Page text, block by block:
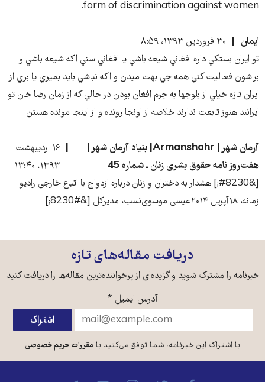
form of discrimination against women.
ايمان
۳۰ فروردین ۱۳۹۳، ۸:۵۹
تو ايران بستكي داره افغاني شيعه باشي يا افغاني سني اكه شيعه باشي و
براشون فعاليت كني همه جي بهت ميدن و اكه نباشي بايد بميري يا بري از
ايران تازه خيلي از بلوجها به جرم افغان بودن در حالي كه از زمان رضا خان تو
ايرانند هنوز تابعت ندارند خلاصه از اونجا رونده و از اينجا مونده هستن
آرمان شهر | Armanshahr| بنیاد آرمان شهر |
هفت‌روز نامه حقوق بشری زنان ـ شماره 45
۱۶ اردیبهشت
۱۳۹۳، ۱۳:۴۰
[&#8230;] هشدار به دختران و زنان درباره ازدواج با اتباع خارجی رادیو
زمانه، ۱۸آپریل ۲۰۱۴عیسی موسوی‌نسب، مدیرکل [&#8230;]
دریافت مقاله‌های تازه
خبرنامه را مشترک شوید و گزیده‌ای از پرخواننده‌ترین مقاله‌ها را دریافت کنید
آدرس ایمیل *
با اشتراک این خبرنامه، شما توافق می‌کنید بامقررات حریم خصوصی